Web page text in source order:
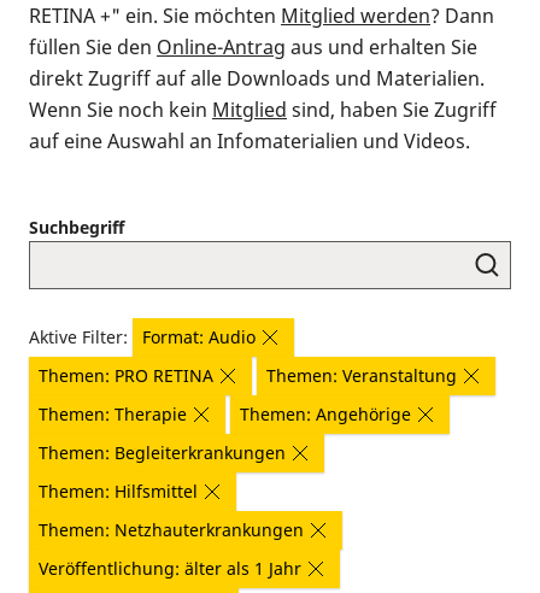
RETINA +" ein. Sie möchten Mitglied werden? Dann
füllen Sie den Online-Antrag aus und erhalten Sie
direkt Zugriff auf alle Downloads und Materialien.
Wenn Sie noch kein Mitglied sind, haben Sie Zugriff
auf eine Auswahl an Infomaterialien und Videos.
Suchbegriff
Aktive Filter:
Format: Audio
Themen: PRO RETINA
Themen: Veranstaltung
Themen: Therapie
Themen: Angehörige
Themen: Begleiterkrankungen
Themen: Hilfsmittel
Themen: Netzhauterkrankungen
Veröffentlichung: älter als 1 Jahr